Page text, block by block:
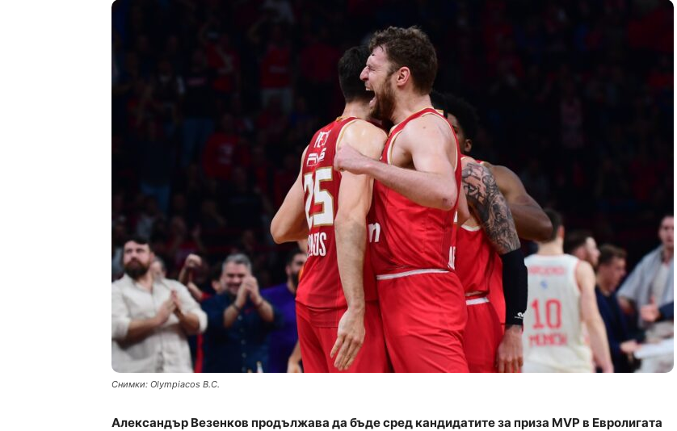
Снимки: Olympiacos B.C.
Александър Везенков продължава да бъде сред кандидатите за приза MVP в Евролигата